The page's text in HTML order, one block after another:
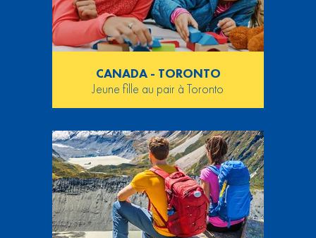
CANADA - TORONTO
Jeune fille au pair à Toronto